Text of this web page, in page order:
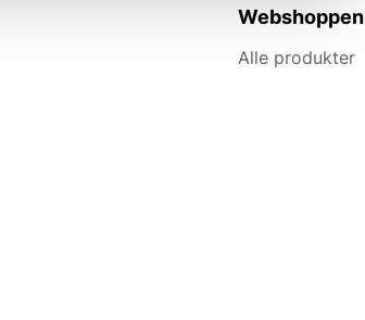
Webshoppen
Alle produkter